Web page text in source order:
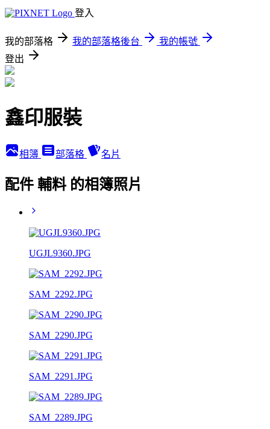
登入
我的部落格 我的部落格後台
我的帳號
登出
鑫印服裝
相簿 部落格 名片
配件 輔料 的相簿照片
UGJL9360.JPG
SAM_2292.JPG
SAM_2290.JPG
SAM_2291.JPG
SAM_2289.JPG